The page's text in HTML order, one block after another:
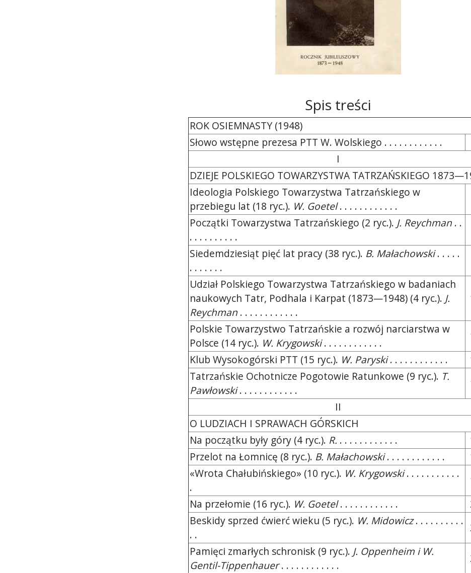
Spis treści
ROK OSIEMNASTY (1948)
Słowo wstępne prezesa PTT W. Wolskiego . . . . . . . . . . . .
I
DZIEJE POLSKIEGO TOWARZYSTWA TATRZAŃSKIEGO
Ideologia Polskiego Towarzystwa Tatrzańskiego w
przebiegu lat (18 ryc.). W. Goetel. . . . . . . . . . . .
Początki Towarzystwa Tatrzańskiego (2 ryc.). J. Reychman . .
. . . . . . . . . .
Siedemdziesiąt pięć lat pracy (38 ryc.). B. Małachowski. . . . .
. . . . . . .
Udział Polskiego Towarzystwa Tatrzańskiego w badaniach
naukowych Tatr, Podhala i Karpat (1873—1948) (4 ryc.). J.
Reychman . . . . . . . . . . . .
Polskie Towarzystwo Tatrzańskie a rozwój narciarstwa w
Polsce (14 ryc.). W. Krygowski. . . . . . . . . . . .
Klub Wysokogórski PTT (15 ryc.). W. Paryski. . . . . . . . . . . .
Tatrzańskie Ochotnicze Pogotowie Ratunkowe (9 ryc.). T.
Pawłowski. . . . . . . . . . . .
II
O LUDZIACH I SPRAWACH GÓRSKICH
Na początku były góry (4 ryc.). R. . . . . . . . . . . . .
Przelot na Łomnicę (8 ryc.). B. Małachowski. . . . . . . . . . . .
«Wrota Chałubińskiego» (10 ryc.). W. Krygowski. . . . . . . . . . .
.
Na przełomie (16 ryc.). W. Goetel. . . . . . . . . . . .
Beskidy sprzed ćwierć wieku (5 ryc.). W. Midowicz. . . . . . . . . .
. .
Pamięci zmarłych schronisk (9 ryc.). J. Oppenheim i W.
Gentil-Tippenhauer. . . . . . . . . . . .